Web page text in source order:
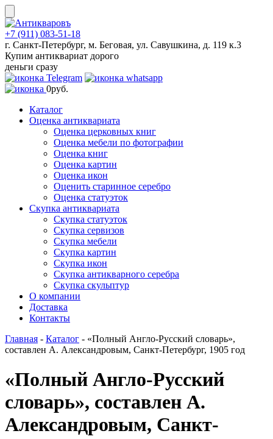
Skip
to
content
+7 (911) 083-51-18
г. Санкт-Петербург, м. Беговая, ул. Савушкина, д. 119 к.3
Купим антиквариат дорого
деньги сразу
0руб.
Каталог
Оценка антиквариата
Оценка церковных книг
Оценка мебели по фотографии
Оценка книг
Оценка картин
Оценка икон
Оценить старинное серебро
Оценка статуэток
Скупка антиквариата
Скупка статуэток
Скупка сервизов
Скупка мебели
Скупка картин
Скупка икон
Скупка антикварного серебра
Скупка скульптур
О компании
Доставка
Контакты
Главная - Каталог - «Полный Англо-Русский словарь»,
cоставлен А. Александровым, Санкт-Петербург, 1905 год
«Полный Англо-Русский
словарь», cоставлен А.
Александровым, Санкт-